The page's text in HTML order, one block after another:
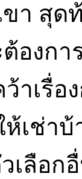
ขา สุ
องก
เรื่อ
เช่า
เลือ